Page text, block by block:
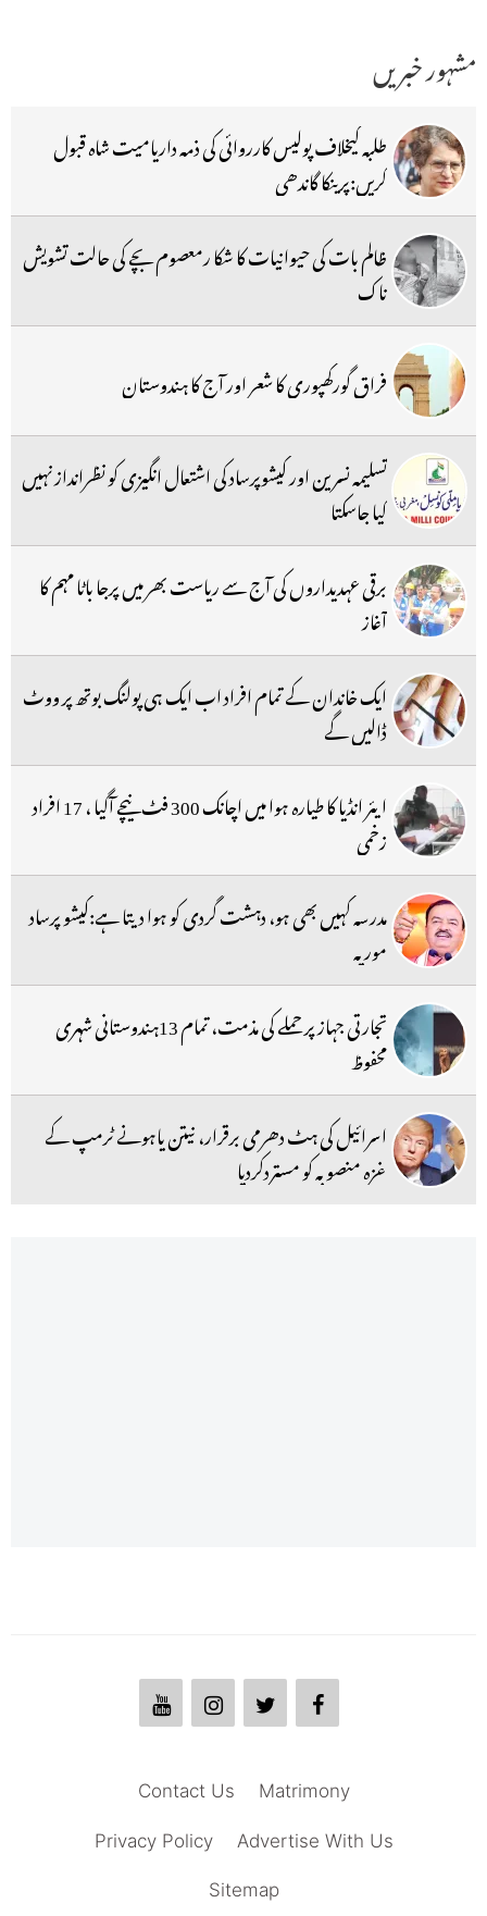
مشہور خبریں
طلبہ کیخلاف پولیس کارروائی کی ذمہ داریامیت شاہ قبول
کریں:پرینکا گاندھی
ظالم بات کی حیوانیات کا شکا رمعصوم بچے کی حالت تشویش
ناک
فراق گورکھپوری کا شعر اور آج کا ہندوستان
تسلیمہ نسرین اور کیشوپرساد کی اشتعال انگیزی کو نظرانداز نہیں
کیا جاسکتا
برقی عہدیداروں کی آج سے ریاست بھر میں پرجا باٹا مہم کا
آغاز
ایک خاندان کے تمام افراد اب ایک ہی پولنگ بوتھ پر ووٹ
ڈالیں گے
ایئر انڈیا کا طیارہ ہوا میں اچانک 300 فٹ نیچے آگیا ، 17 افراد
زخمی
مدرسہ کہیں بھی ہو، دہشت گردی کو ہوا دیتا ہے:کیشو پرساد
موریہ
تجارتی جہاز پر حملے کی مذمت، تمام 13ہندوستانی شہری
محفوظ
اسرائیل کی ہٹ دھرمی برقرار، نیتن یاہونے ٹرمپ کے
غزہ منصوبہ کو مستردکردیا
Matrimony
Contact Us
Advertise With Us
Privacy Policy
Sitemap